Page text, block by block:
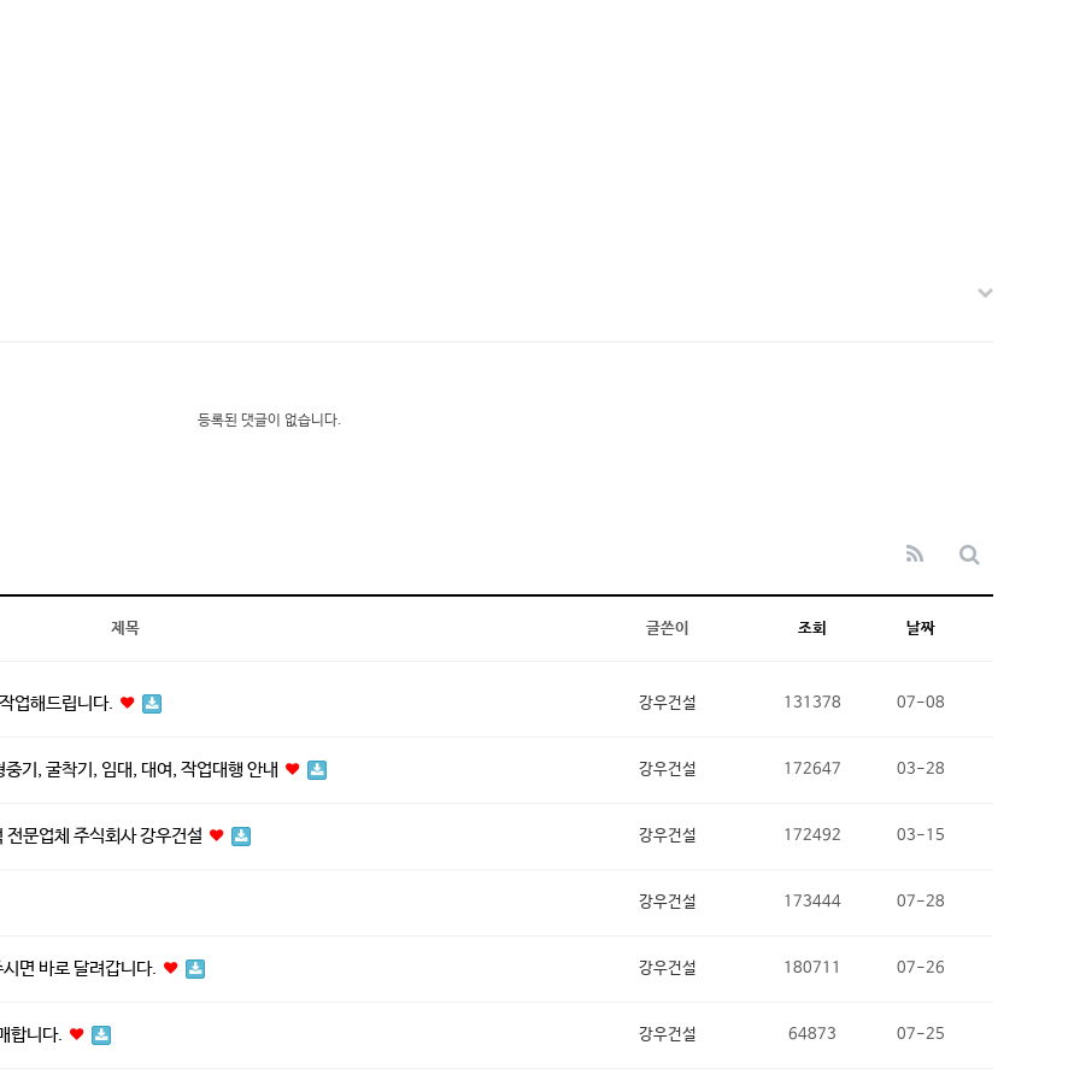
등록된 댓글이 없습니다.
제목 글쓴이 조회 날짜
업해드립니다. 강우건설 131378 07-08
기, 굴착기, 임대, 대여, 작업대행 안내 강우건설 172647 03-28
문업체 주식회사 강우건설 강우건설 172492 03-15
강우건설 173444 07-28
면 바로 달려갑니다. 강우건설 180711 07-26
합니다. 강우건설 64873 07-25